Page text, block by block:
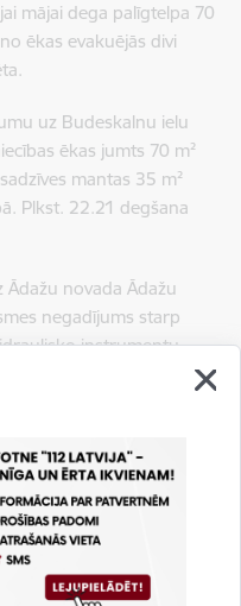
mājai dega palīgtelpa 70
ēkas evakuējās divi
uz Budeskalnu ielu
ēkas jumts 70 m²
mantas 35 m²
Plkst. 22.21 degšana
Ādažu novada Ādažu
negadījums starp
instrumentu
uz Ropažu ielu Rīgā,
stāvā dega dzīvoklis
no ēkas evakuējās pieci
vienu cilvēku, kurš